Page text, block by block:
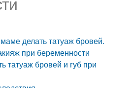
делать татуаж бровей.
при беременности
татуаж бровей и губ при